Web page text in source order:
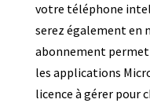
votre téléphone
serez également en
abonnement
les applications
licence à gérer pour